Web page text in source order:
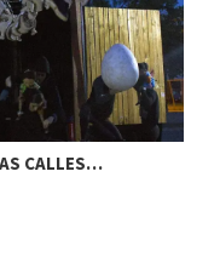
CALLES…